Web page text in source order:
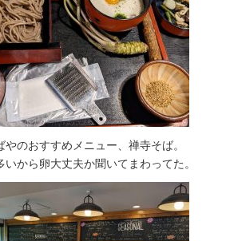
やのおすすめメニュー、禅寺そば。
いから卵大丈夫か聞いてまわってた。